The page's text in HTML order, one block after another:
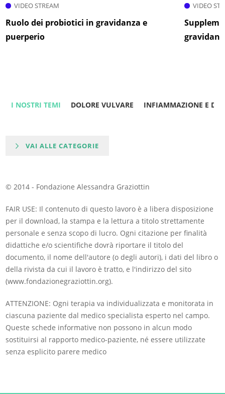
VIDEO STREAM
Ruolo dei probiotici in gravidanza e
puerperio
VIDEO
I NOSTRI TEMI DOLORE VULVARE INFIAMMAZIONE E
VAI ALLE CATEGORIE
© 2014 - Fondazione Alessandra Graziottin
FAIR USE: Il contenuto di questo lavoro è a libera disposizione
per il download, la stampa e la lettura a titolo strettamente
personale e senza scopo di lucro. Ogni citazione per finalità
didattiche e/o scientifiche dovrà riportare il titolo del
documento, il nome dell'autore (o degli autori), i dati del libro o
della rivista da cui il lavoro è tratto, e l'indirizzo del sito
(www.fondazionegraziottin.org).
ATTENZIONE: Ogni terapia va individualizzata e monitorata in
ciascuna paziente dal medico specialista esperto nel campo.
Queste schede informative non possono in alcun modo
sostituirsi al rapporto medico-paziente, né essere utilizzate
senza esplicito parere medico